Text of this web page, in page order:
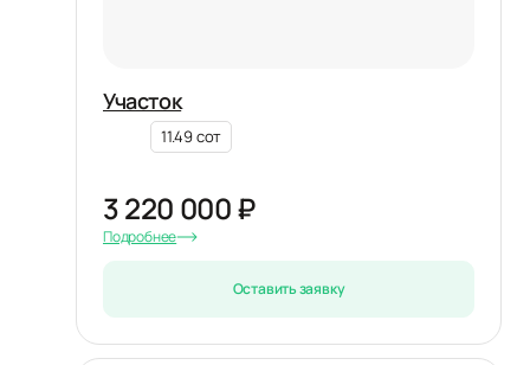
Участок
11.49 сот
3 220 000 ₽
Подробнее
Оставить заявку